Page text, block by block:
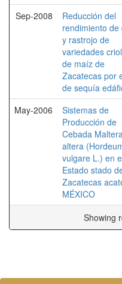
Sep-2008
Reducción del
rendimiento de
y rastrojo de
variedades
de maíz de
Zacatecas por
de sequía
May-2006
Sistemas de
Producción de
Cebada Maltera
altera
vulgare L.) en
Estado stado
Zacatecas
MÉXICO
Showing